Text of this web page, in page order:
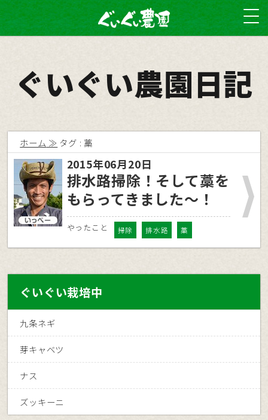
ぐいぐい農園日記
ホーム タグ : 藁
2015年06月20日
排水路掃除！そして藁を
もらってきました〜！
やったこと 掃除 排水路 藁
ぐいぐい栽培中
九条ネギ
芽キャベツ
ナス
ズッキーニ